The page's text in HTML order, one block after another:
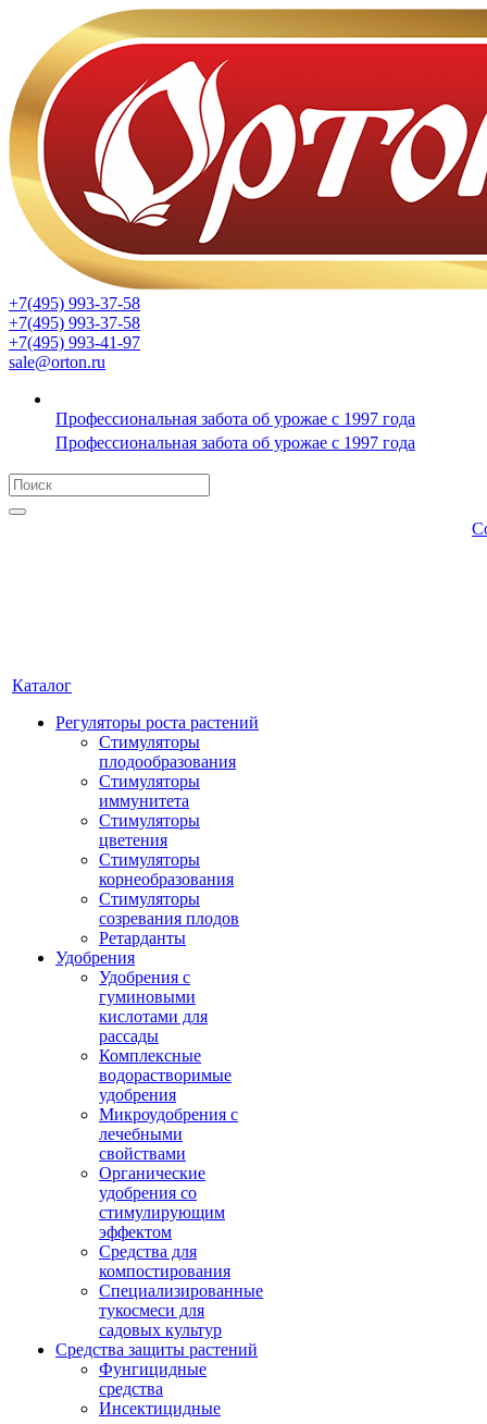
+7(495) 993-37-58
+7(495) 993-37-58
+7(495) 993-41-97
sale@orton.ru
Профессиональная забота об урожае с 1997 года
Профессиональная забота об урожае с 1997 года
Каталог
Регуляторы роста растений
Стимуляторы
плодообразования
Стимуляторы
иммунитета
Стимуляторы
цветения
Стимуляторы
корнеобразования
Стимуляторы
созревания плодов
Ретарданты
Удобрения
Удобрения с
гуминовыми
кислотами для
рассады
Комплексные
водорастворимые
удобрения
Микроудобрения с
лечебными
свойствами
Органические
удобрения со
стимулирующим
эффектом
Средства для
компостирования
Специализированные
тукосмеси для
садовых культур
Средства защиты растений
Фунгицидные
средства
Инсектицидные